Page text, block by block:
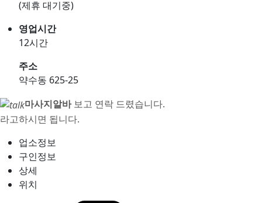
(제휴 대기중)
영업시간
12시간
주소
약수동 625-25
마사지알바보고 연락 드렸습니다.
라고하시면 됩니다.
업소정보
구인정보
상세
위치